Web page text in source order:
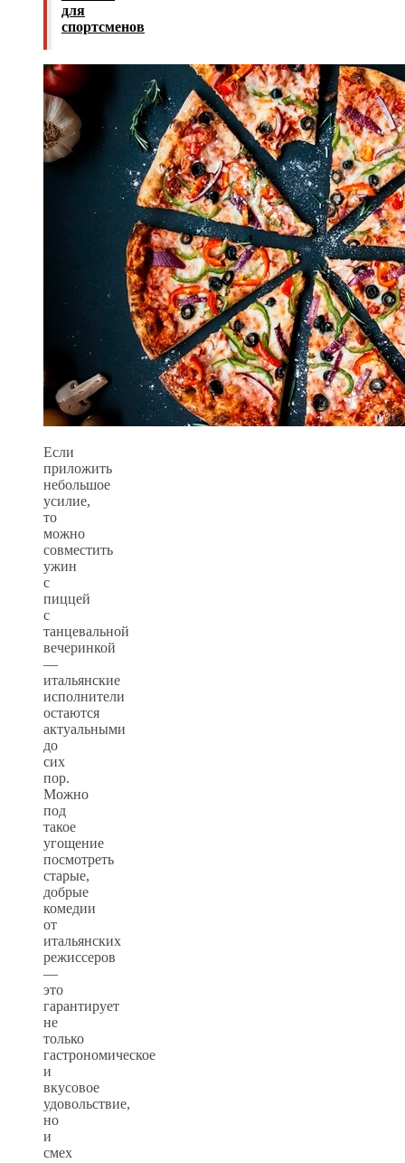
для
спортсменов
Если
приложить
небольшое
усилие,
то
можно
совместить
ужин
с
пиццей
с
танцевальной
вечеринкой
—
итальянские
исполнители
остаются
актуальными
до
сих
пор.
Можно
под
такое
угощение
посмотреть
старые,
добрые
комедии
от
итальянских
режиссеров
—
это
гарантирует
не
только
гастрономическое
и
вкусовое
удовольствие,
но
и
смех